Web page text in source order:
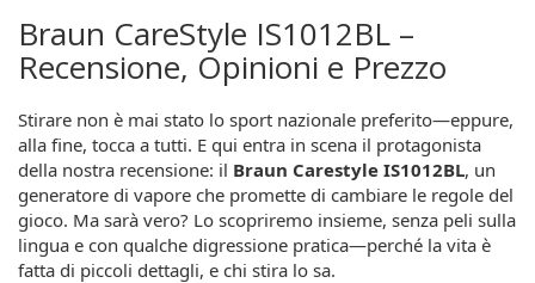
Braun CareStyle IS1012BL –
Recensione, Opinioni e Prezzo
Stirare non è mai stato lo sport nazionale preferito—eppure,
alla fine, tocca a tutti. E qui entra in scena il protagonista
della nostra recensione: il Braun Carestyle IS1012BL, un
generatore di vapore che promette di cambiare le regole del
gioco. Ma sarà vero? Lo scopriremo insieme, senza peli sulla
lingua e con qualche digressione pratica—perché la vita è
fatta di piccoli dettagli, e chi stira lo sa.